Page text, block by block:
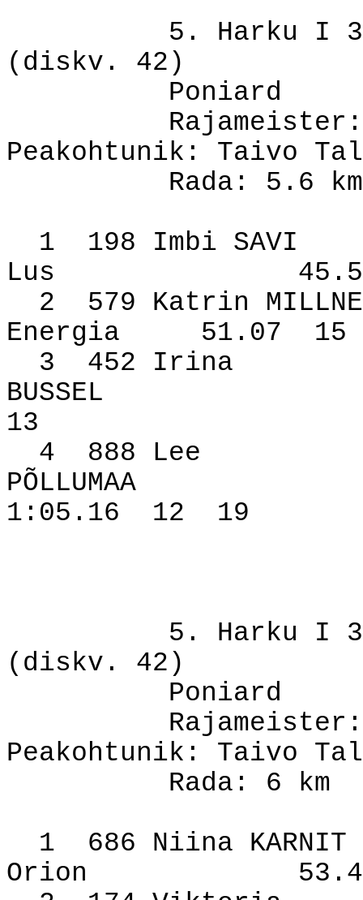
5. Harku I
(diskv. 42)
Poniard
Peakohtunik: Taivo
Rada: 5.6 km
1
198 Imbi SAVI
Lus
2
579 Katrin
Energia
51.07
15
3
452 Irina
BUSSEL
13
4
888 Lee
PÕLLUMAA
1:05.16
12 19
5. Harku I
(diskv. 42)
Poniard
Peakohtunik: Taivo
Rada: 6 km
1
686 Niina KARNIT
Orion